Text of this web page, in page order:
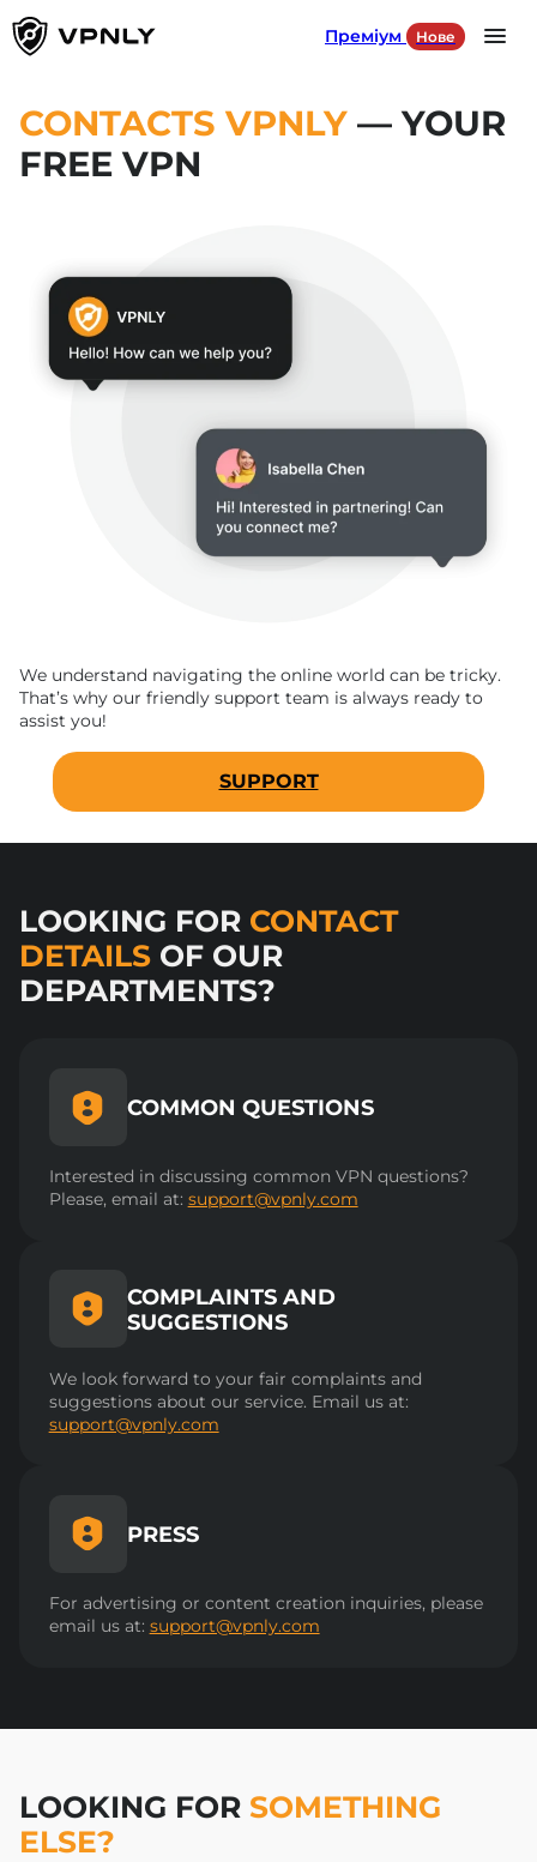
Преміум Нове
Language UA
Продукти
Для соцмереж
Наші сервери
УВІЙТИ
DOWNLOAD
CONTACTS VPNLY — YOUR
FREE VPN
We understand navigating the online world can be tricky.
That’s why our friendly support team is always ready to
assist you!
SUPPORT
LOOKING FOR CONTACT
DETAILS OF OUR
DEPARTMENTS?
COMMON QUESTIONS
Interested in discussing common VPN questions?
Please, email at: support@vpnly.com
COMPLAINTS AND
SUGGESTIONS
We look forward to your fair complaints and
suggestions about our service. Еmail us at:
support@vpnly.com
PRESS
For advertising or content creation inquiries, please
email us at: support@vpnly.com
LOOKING FOR SOMETHING
ELSE?